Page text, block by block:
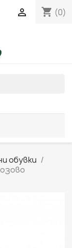
shopping_cart (0)

обувки